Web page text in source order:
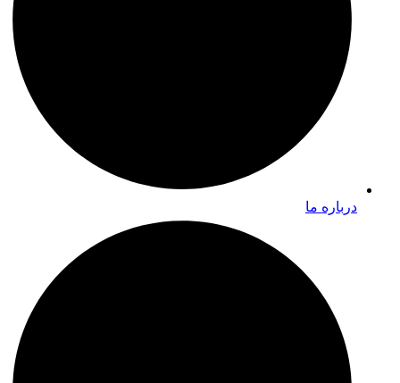
درباره ما